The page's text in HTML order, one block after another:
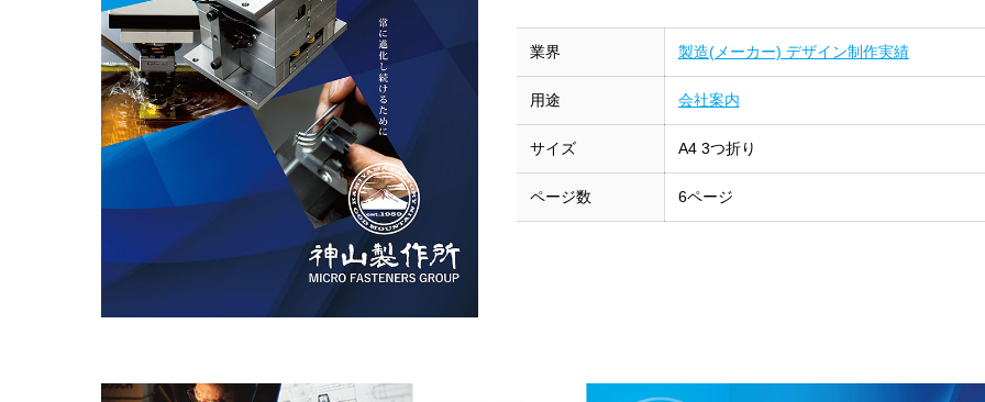
業界 製造(メーカー) デザイン制作実績
用途 会社案内
サイズ A4 3つ折り
ページ数 6ページ